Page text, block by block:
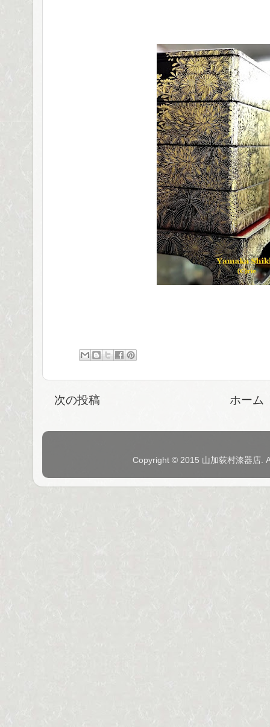
次の投稿 ホーム
Copyright © 2015 山加荻村漆器店.